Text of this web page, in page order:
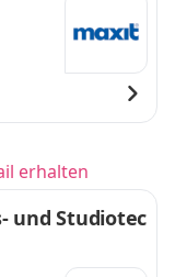
erhalten
und Studiotec